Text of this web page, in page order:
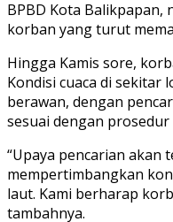
BPBD Kota Balikpapan,
korban yang turut
Hingga Kamis sore,
Kondisi cuaca di sekitar
berawan, dengan
sesuai dengan prosedur
“Upaya pencarian akan
mempertimbangkan
laut. Kami berharap
tambahnya.